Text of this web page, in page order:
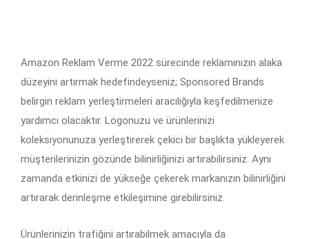
Amazon Reklam Verme 2022 sürecinde reklamınızın alaka
düzeyini artırmak hedefindeyseniz; Sponsored Brands
belirgin reklam yerleştirmeleri aracılığıyla keşfedilmenize
yardımcı olacaktır. Logonuzu ve ürünlerinizi
koleksiyonunuza yerleştirerek çekici bir başlıkta yükleyerek
müşterilerinizin gözünde bilinirliğinizi artırabilirsiniz. Aynı
zamanda etkinizi de yükseğe çekerek markanızın bilinirliğini
artırarak derinleşme etkileşimine girebilirsiniz.
Ürünlerinizin trafiğini artırabilmek amacıyla da